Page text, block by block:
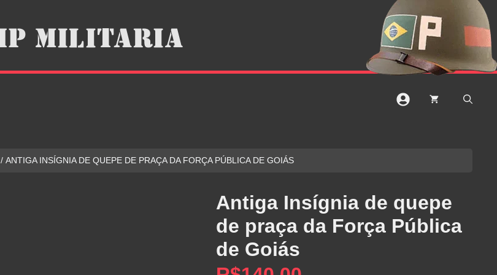
/ ANTIGA INSÍGNIA DE QUEPE DE PRAÇA DA FORÇA PÚBLICA DE GOIÁS
Antiga Insígnia de quepe
de praça da Força Pública
de Goiás